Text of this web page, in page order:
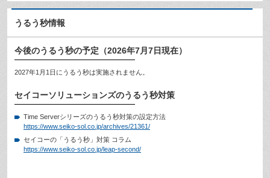
うるう秒情報
今後のうるう秒の予定（2026年7月7日現在）
2027年1月1日にうるう秒は実施されません。
セイコーソリューションズのうるう秒対策
Time Serverシリーズのうるう秒対策の設定方法
https://www.seiko-sol.co.jp/archives/21361/
セイコーの「うるう秒」対策 コラム
https://www.seiko-sol.co.jp/leap-second/